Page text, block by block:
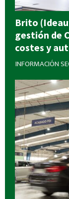
Brito
gestión de
costes y
INFORMACIÓN